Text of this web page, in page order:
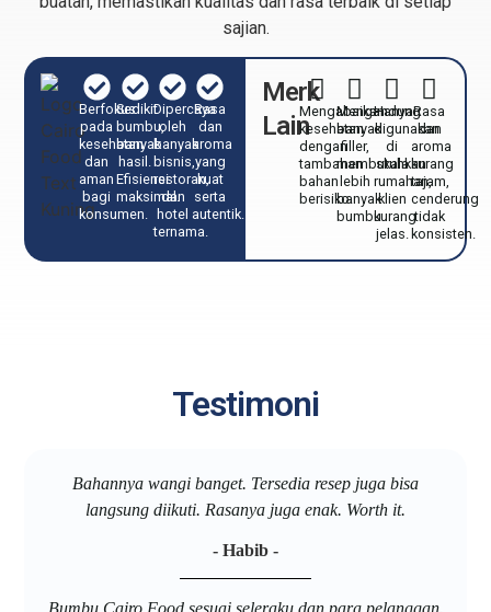
sajian.
Berfokus
pada
kesehatan
dan
aman
bagi
konsumen.
Sedikit
bumbu,
banyak
hasil.
Efisiensi
maksimal.​
Dipercaya
oleh
banyak
bisnis,
restoran,
dan
hotel
ternama.
Rasa
dan
aroma
yang
kuat
serta
autentik.
Merk
LainMengabaikan
kesehatan
dengan
tambahan
bahan
berisiko.
Mengandung
banyak
filler,
membutuhkan
lebih
banyak
bumbu.
Hanya
digunakan
di
skala
rumahan,
klien
kurang
jelas.
Rasa
dan
aroma
kurang
tajam,
cenderung
tidak
konsisten.
Testimoni
Bahannya wangi banget. Tersedia resep juga bisa
langsung diikuti. Rasanya juga enak. Worth it.
- Habib -
Bumbu Cairo Food sesuai seleraku dan para pelanggan.